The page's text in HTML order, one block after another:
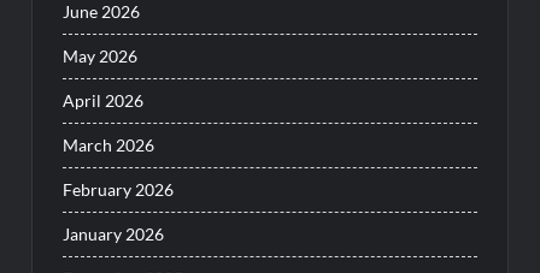
June 2026
May 2026
April 2026
March 2026
February 2026
January 2026